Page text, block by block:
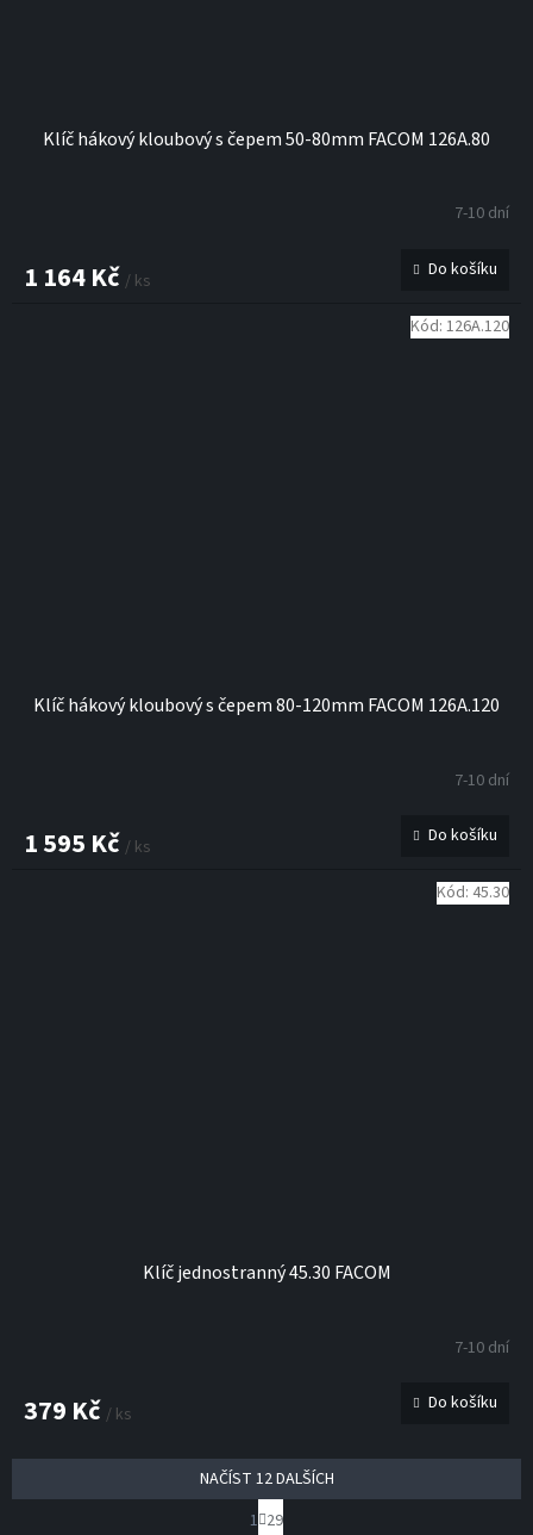
Klíč hákový kloubový s čepem 50-80mm FACOM 126A.80
7-10 dní
1 164 Kč / ks Do košíku
Klíč hákový kloubový s čepem 80-120mm FACOM 126A.120
7-10 dní
1 595 Kč / ks Do košíku
Kód: 126A.120
Klíč jednostranný 45.30 FACOM
7-10 dní
379 Kč / ks Do košíku
Kód: 45.30
NAČÍST 12 DALŠÍCH
S
t
1 29